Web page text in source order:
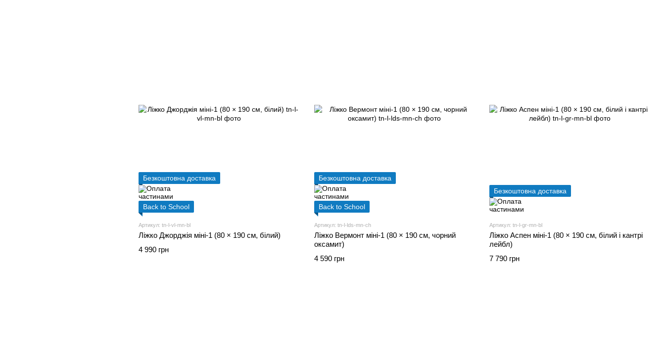
Безкоштовна доставка
Back to School
Артикул: tn-l-vl-mn-bl
Ліжко Джорджія міні-1 (80 × 190 см, білий)
4 990 грн
Безкоштовна доставка
Back to School
Артикул: tn-l-lds-mn-ch
Ліжко Вермонт міні-1 (80 × 190 см, чорний
оксамит)
4 590 грн
Безкоштовна доставка
Артикул: tn-l-gr-mn-bl
Ліжко Аспен міні-1 (80 × 190 см, білий і кантрі
лейбл)
7 790 грн